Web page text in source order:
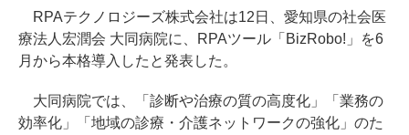
RPAテクノロジーズ株式会社は12日、愛知県の社会医
療法人宏潤会 大同病院に、RPAツール「BizRobo!」を6
月から本格導入したと発表した。
大同病院では、「診断や治療の質の高度化」「業務の
効率化」「地域の診療・介護ネットワークの強化」のた